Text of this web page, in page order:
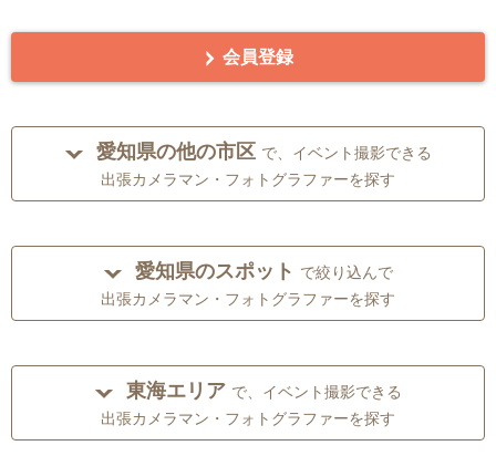
会員登録
愛知県の他の市区 で、イベント撮影できる
出張カメラマン・フォトグラファーを探す
愛知県のスポット で絞り込んで
出張カメラマン・フォトグラファーを探す
東海エリア で、イベント撮影できる
出張カメラマン・フォトグラファーを探す